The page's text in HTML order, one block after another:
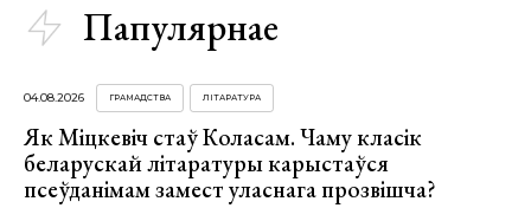
Папулярнае
04.08.2026 ГРАМАДСТВА ЛІТАРАТУРА
Як Міцкевіч стаў Коласам. Чаму класік
беларускай літаратуры карыстаўся
псеўданімам замест уласнага прозвішча?